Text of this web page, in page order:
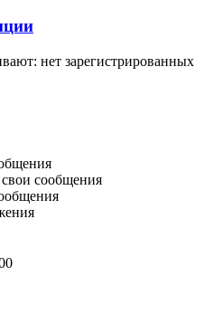
нет зарегистрированных
свои сообщения